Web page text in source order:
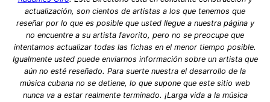
actualización, son cientos de artistas a los que tenemos que
reseñar por lo que es posible que usted llegue a nuestra página y
no encuentre a su artista favorito, pero no se preocupe que
intentamos actualizar todas las fichas en el menor tiempo posible.
Igualmente usted puede enviarnos información sobre un artista que
aún no esté reseñado. Para suerte nuestra el desarrollo de la
música cubana no se detiene, lo que supone que este sitio web
nunca va a estar realmente terminado. ¡Larga vida a la música